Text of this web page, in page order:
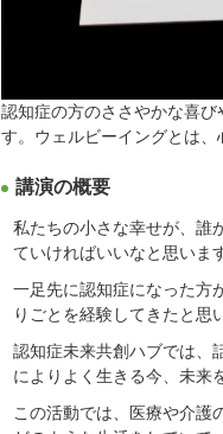
認知症の方のささやかな喜
す。ウェルビーイングとは、
講演の概要
私たちの小さな幸せが、誰
ていければいいなと思いま
一足先に認知症になった方
りごとを経験してきたと思
認知症未来共創ハブでは、
によりよく生きる今、未来
この活動では、医療や介護